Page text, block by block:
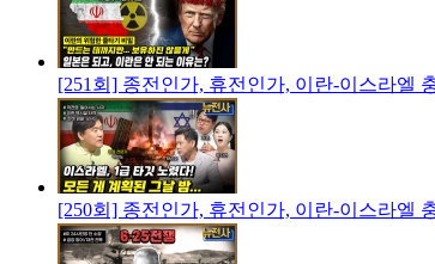
[251회] 종전인가, 휴전인가, 이란-이스라엘
[250회] 종전인가, 휴전인가, 이란-이스라엘